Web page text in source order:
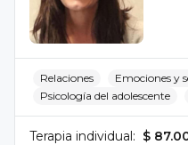
Relaciones
Emociones y
Psicología del adolescente
Terapia individual: $